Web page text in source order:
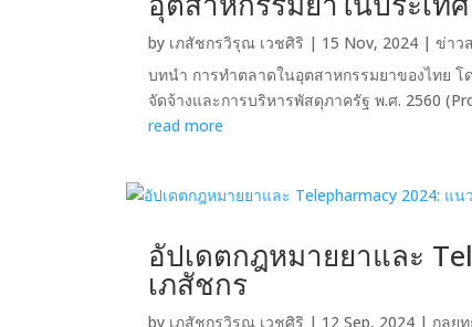
by เภสัชกรวิรุณ เวชศิริ | 15 Nov, 2024 |ข่าว
บทนำ การทำตลาดในอุตสาหกรรมยาของไทย
จัดจ้างและการบริหารพัสดุภาครัฐ พ.ศ. 2560
read more
อัปเดตกฎหมายยาและ
เภสัชกร
by เภสัชกรวิรุณ เวชศิริ | 12 Sep, 2024 | กลยุ